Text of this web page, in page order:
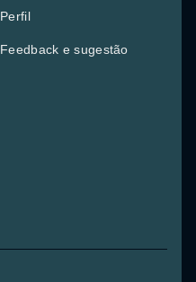
Perfil
Feedback e sugestão